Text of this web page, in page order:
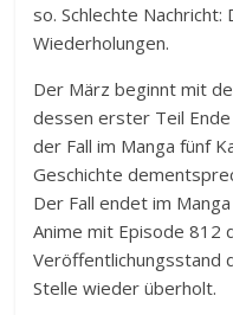
so. Schlechte
Wiederholungen.
Der März beginnt mit
dessen erster Teil
der Fall im Manga fünf
Geschichte
Der Fall endet im
Anime mit Episode 812
Veröffentlichungsstand
Stelle wieder überholt.